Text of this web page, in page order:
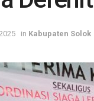
in Kabupaten Solok